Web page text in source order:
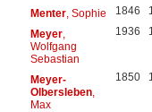
Menter, Sophie 1846
Meyer,
Wolfgang
Sebastian
1936
Meyer-
Olbersleben,
Max
1850